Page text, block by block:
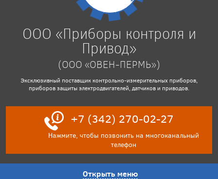
ООО «Приборы контроля и
Привод»
(ООО «ОВЕН-ПЕРМЬ»)
Эксклюзивный поставщик контрольно-измерительных приборов,
приборов защиты электродвигателей, датчиков и приводов.
+7 (342) 270-02-27
Нажмите, чтобы позвонить на многоканальный
телефон
Открыть меню